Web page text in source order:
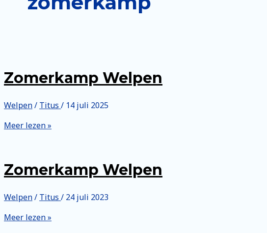
Zomerkamp Welpen
Welpen/ Titus / 14 juli 2025
Zomerkamp
Meer lezen »
Zomerkamp Welpen
Welpen/ Titus / 24 juli 2023
Zomerkamp
Meer lezen »